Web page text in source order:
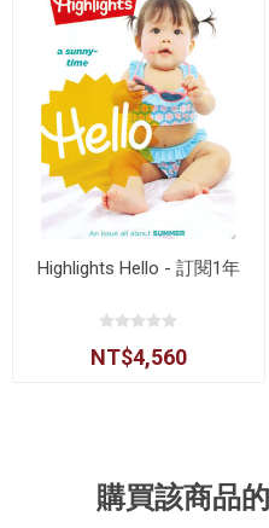
Highlights Hello - 訂閱1年
NT$4,560
購買該商品